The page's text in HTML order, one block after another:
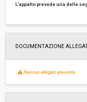
L’appalto prevede una delle
DOCUMENTAZIONE
Nessun allegato presente